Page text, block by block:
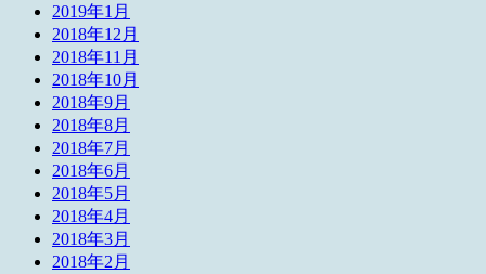
2019年1月
2018年12月
2018年11月
2018年10月
2018年9月
2018年8月
2018年7月
2018年6月
2018年5月
2018年4月
2018年3月
2018年2月